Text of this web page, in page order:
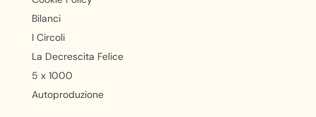
Bilanci
I Circoli
La Decrescita Felice
5 x 1000
Autoproduzione